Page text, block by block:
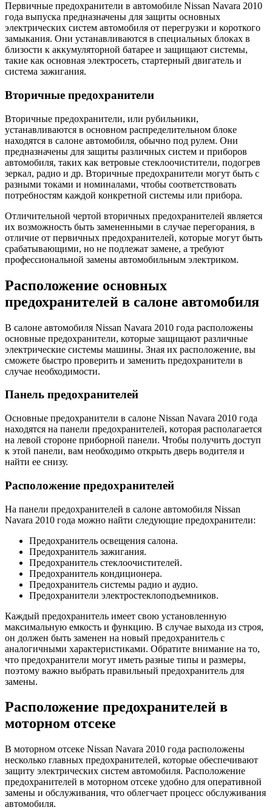
Первичные предохранители в автомобиле Nissan Navara 2010
года выпуска предназначены для защиты основных
электрических систем автомобиля от перегрузки и короткого
замыкания. Они устанавливаются в специальных блоках в
близости к аккумуляторной батарее и защищают системы,
такие как основная электросеть, стартерный двигатель и
система зажигания.
Вторичные предохранители
Вторичные предохранители, или рубильники,
устанавливаются в основном распределительном блоке
находятся в салоне автомобиля, обычно под рулем. Они
предназначены для защиты различных систем и приборов
автомобиля, таких как ветровые стеклоочистители, подогрев
зеркал, радио и др. Вторичные предохранители могут быть с
разными токами и номиналами, чтобы соответствовать
потребностям каждой конкретной системы или прибора.
Отличительной чертой вторичных предохранителей является
их возможность быть замененными в случае перегорания, в
отличие от первичных предохранителей, которые могут быть
срабатывающими, но не подлежат замене, а требуют
профессиональной замены автомобильным электриком.
Расположение основных
предохранителей в салоне автомобиля
В салоне автомобиля Nissan Navara 2010 года расположены
основные предохранители, которые защищают различные
электрические системы машины. Зная их расположение, вы
сможете быстро проверить и заменить предохранители в
случае необходимости.
Панель предохранителей
Основные предохранители в салоне Nissan Navara 2010 года
находятся на панели предохранителей, которая располагается
на левой стороне приборной панели. Чтобы получить доступ
к этой панели, вам необходимо открыть дверь водителя и
найти ее снизу.
Расположение предохранителей
На панели предохранителей в салоне автомобиля Nissan
Navara 2010 года можно найти следующие предохранители:
Предохранитель освещения салона.
Предохранитель зажигания.
Предохранитель стеклоочистителей.
Предохранитель кондиционера.
Предохранитель системы радио и аудио.
Предохранители электростеклоподъемников.
Каждый предохранитель имеет свою установленную
максимальную емкость и функцию. В случае выхода из строя,
он должен быть заменен на новый предохранитель с
аналогичными характеристиками. Обратите внимание на то,
что предохранители могут иметь разные типы и размеры,
поэтому важно выбрать правильный предохранитель для
замены.
Расположение предохранителей в
моторном отсеке
В моторном отсеке Nissan Navara 2010 года расположены
несколько главных предохранителей, которые обеспечивают
защиту электрических систем автомобиля. Расположение
предохранителей в моторном отсеке удобно для оперативной
замены и обслуживания, что облегчает процесс обслуживания
автомобиля.